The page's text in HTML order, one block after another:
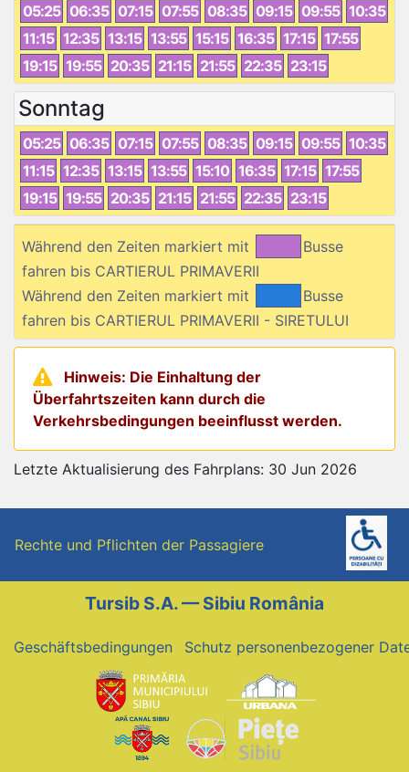
05:25 06:35 07:15 07:55 08:35 09:15 09:55 10:35
11:15 12:35 13:15 13:55 15:15 16:35 17:15 17:55
19:15 19:55 20:35 21:15 21:55 22:35 23:15
Sonntag
05:25 06:35 07:15 07:55 08:35 09:15 09:55 10:35
11:15 12:35 13:15 13:55 15:10 16:35 17:15 17:55
19:15 19:55 20:35 21:15 21:55 22:35 23:15
Während den Zeiten markiert mit
Busse
fahren bis CARTIERUL PRIMAVERII
Während den Zeiten markiert mit
Busse
fahren bis CARTIERUL PRIMAVERII - SIRETULUI
Hinweis: Die Einhaltung der
Überfahrtszeiten kann durch die
Verkehrsbedingungen beeinflusst werden.
Letzte Aktualisierung des Fahrplans: 30 Jun 2026
Rechte und Pflichten der Passagiere
Tursib S.A. — Sibiu România
Geschäftsbedingungen Schutz personenbezogener